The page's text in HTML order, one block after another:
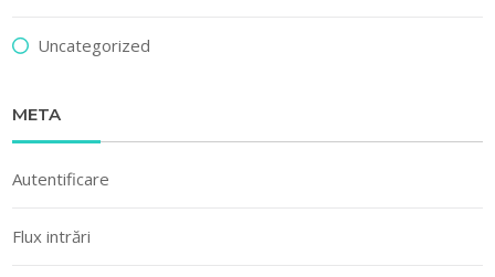
Uncategorized
META
Autentificare
Flux intrări